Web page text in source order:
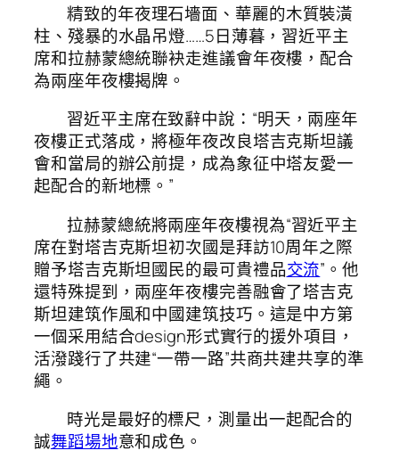
精致的年夜理石墻面、華麗的木質裝潢
柱、殘暴的水晶吊燈……5日薄暮，習近平主
席和拉赫蒙總統聯袂走進議會年夜樓，配合
為兩座年夜樓揭牌。
習近平主席在致辭中說：“明天，兩座年
夜樓正式落成，將極年夜改良塔吉克斯坦議
會和當局的辦公前提，成為象征中塔友愛一
起配合的新地標。”
拉赫蒙總統將兩座年夜樓視為“習近平主
席在對塔吉克斯坦初次國是拜訪10周年之際
贈予塔吉克斯坦國民的最可貴禮品交流”。他
還特殊提到，兩座年夜樓完善融會了塔吉克
斯坦建筑作風和中國建筑技巧。這是中方第
一個采用結合design形式實行的援外項目，
活潑踐行了共建“一帶一路”共商共建共享的準
繩。
時光是最好的標尺，測量出一起配合的
誠舞蹈場地意和成色。